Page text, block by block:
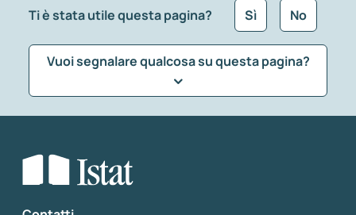
Ti è stata utile questa pagina? Sì No
Vuoi segnalare qualcosa su questa pagina?
Seleziona la tipologia della segnalazione
Inserisci il tuo commento